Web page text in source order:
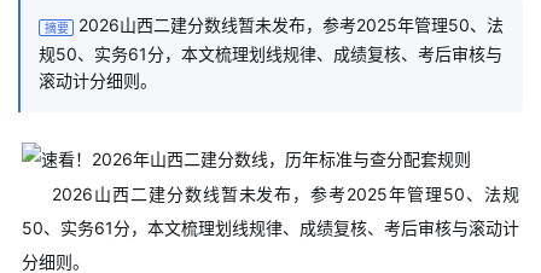
摘要
2026山西二建分数线暂未发布，参考2025年管理50、法
规50、实务61分，本文梳理划线规律、成绩复核、考后审核与
滚动计分细则。
2026山西二建分数线暂未发布，参考2025年管理50、法规
50、实务61分，本文梳理划线规律、成绩复核、考后审核与滚动计
分细则。